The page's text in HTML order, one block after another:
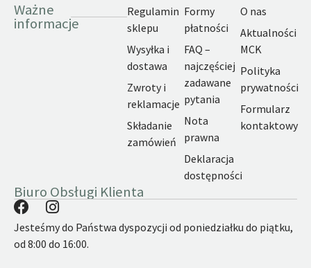
Ważne
informacje
Regulamin
sklepu
Wysyłka i
dostawa
Zwroty i
reklamacje
Składanie
zamówień
Formy
płatności
FAQ –
najczęściej
zadawane
pytania
Nota
prawna
Deklaracja
dostępności
O nas
Aktualności
MCK
Polityka
prywatności
Formularz
kontaktowy
Biuro Obsługi Klienta
Jesteśmy do Państwa dyspozycji od poniedziałku do piątku,
od 8:00 do 16:00.